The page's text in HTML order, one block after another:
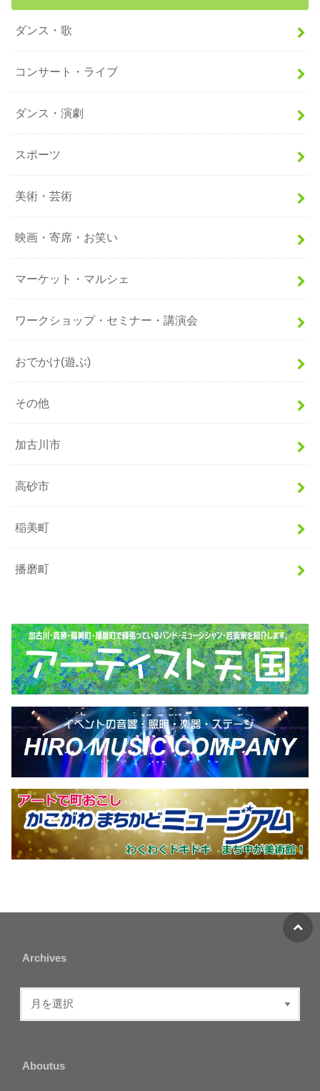
ダンス・歌
コンサート・ライブ
ダンス・演劇
スポーツ
美術・芸術
映画・寄席・お笑い
マーケット・マルシェ
ワークショップ・セミナー・講演会
おでかけ(遊ぶ)
その他
加古川市
高砂市
稲美町
播磨町
Archives
Aboutus